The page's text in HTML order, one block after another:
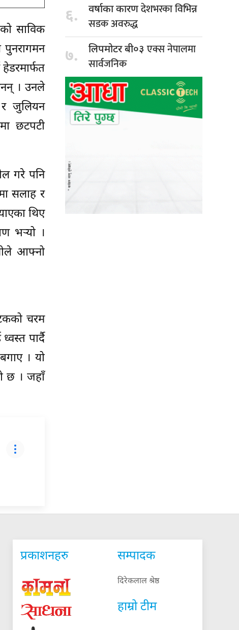
साविक
पुनरागमन
। उनले
र जुलियन
छटपटी
गरे पनि
सलाह र
थिए
भर्‍यो ।
आफ्नो
चरम
पार्दै
। यो
छ । जहाँ
६. वर्षाका कारणदेशभरका विभिन्न
सडक अवरुद्ध
७. लिपमोटर बी०३एक्स नेपालमा
सार्वजनिक
प्रकाशनहरु सम्पादक
दिरेकलाल श्रेष्ठ
हाम्रो टीम